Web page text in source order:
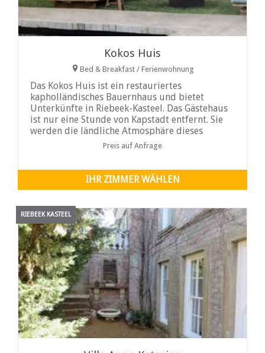
Kokos Huis
Bed & Breakfast / Ferienwohnung
Das Kokos Huis ist ein restauriertes
kapholländisches Bauernhaus und bietet
Unterkünfte in Riebeek-Kasteel. Das Gästehaus
ist nur eine Stunde von Kapstadt entfernt. Sie
werden die ländliche Atmosphäre dieses
malerischen Dorfes lieben, es gibt eine große
Auswahl an Restaurants und Getränken,
Probieren des köstlichen lokalen Weins, der
Oliven und anderer Produkte. Machen Sie dies
schöne Swartland, die Westküste und die
Weingebiete. Tauchen Sie ein in den Zauber des
Riebeektals!
Preis auf Anfrage
IHR ZIMMER WÄHLEN
RIEBEEK KASTEEL